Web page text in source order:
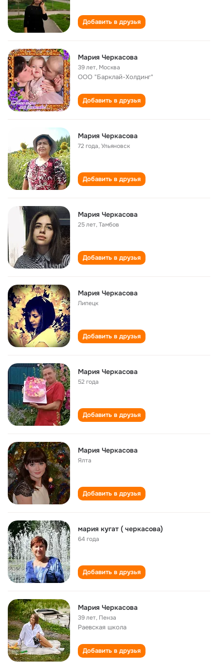
Добавить в друзья
Мария Черкасова
39 лет, Москва
ООО "Барклай-Холдинг"
Добавить в друзья
Мария Черкасова
72 года,Ульяновск
Добавить в друзья
Мария Черкасова
25 лет,Тамбов
Добавить в друзья
Мария Черкасова
Липецк
Добавить в друзья
Мария Черкасова
52 года
Добавить в друзья
Мария Черкасова
Ялта
Добавить в друзья
мария кугат ( черкасова)
64 года
Добавить в друзья
Мария Черкасова
39 лет, Пенза
Раевская школа
Добавить в друзья